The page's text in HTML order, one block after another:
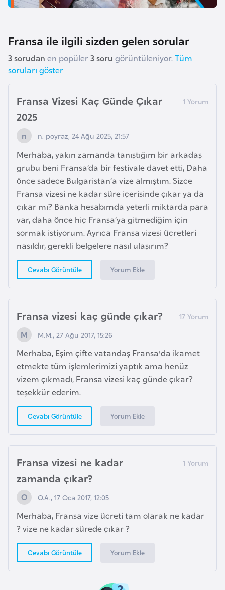
Fransa ile ilgili sizden gelen sorular
3 sorudan en popüler3 soru görüntüleniyor. Tüm
soruları göster
Fransa Vizesi Kaç Günde Çıkar
2025
n. poyraz, 24 Ağu 2025, 21:57
Merhaba, yakın zamanda tanıştığım bir arkadaş
grubu beni Fransa’da bir festivale davet etti, Daha
önce sadece Bulgaristan’a vize almıştım. Sizce
Fransa vizesi ne kadar süre içerisinde çıkar ya da
çıkar mı? Banka hesabımda yeterli miktarda para
var, daha önce hiç Fransa’ya gitmediğim için
sormak istiyorum. Ayrıca Fransa vizesi ücretleri
nasıldır, gerekli belgelere nasıl ulaşırım?
Cevabı Görüntüle Yorum Ekle
Fransa vizesi kaç günde çıkar?
M.M., 27 Ağu 2017, 15:26
Merhaba, Eşim çifte vatandaş Fransa'da ikamet
etmekte tüm işlemlerimizi yaptık ama henüz
vizem çıkmadı, Fransa vizesi kaç günde çıkar?
teşekkür ederim.
Cevabı Görüntüle Yorum Ekle
Fransa vizesi ne kadar
zamanda çıkar?
O.A., 17 Oca 2017, 12:05
Merhaba, Fransa vize ücreti tam olarak ne kadar
? vize ne kadar sürede çıkar ?
Cevabı Görüntüle Yorum Ekle
l
k
a
B
e
n
n
B
o
s
n
a
H
e
r
s
e
k
B
u
l
g
a
r
i
s
t
a
n
B
u
r
k
i
a